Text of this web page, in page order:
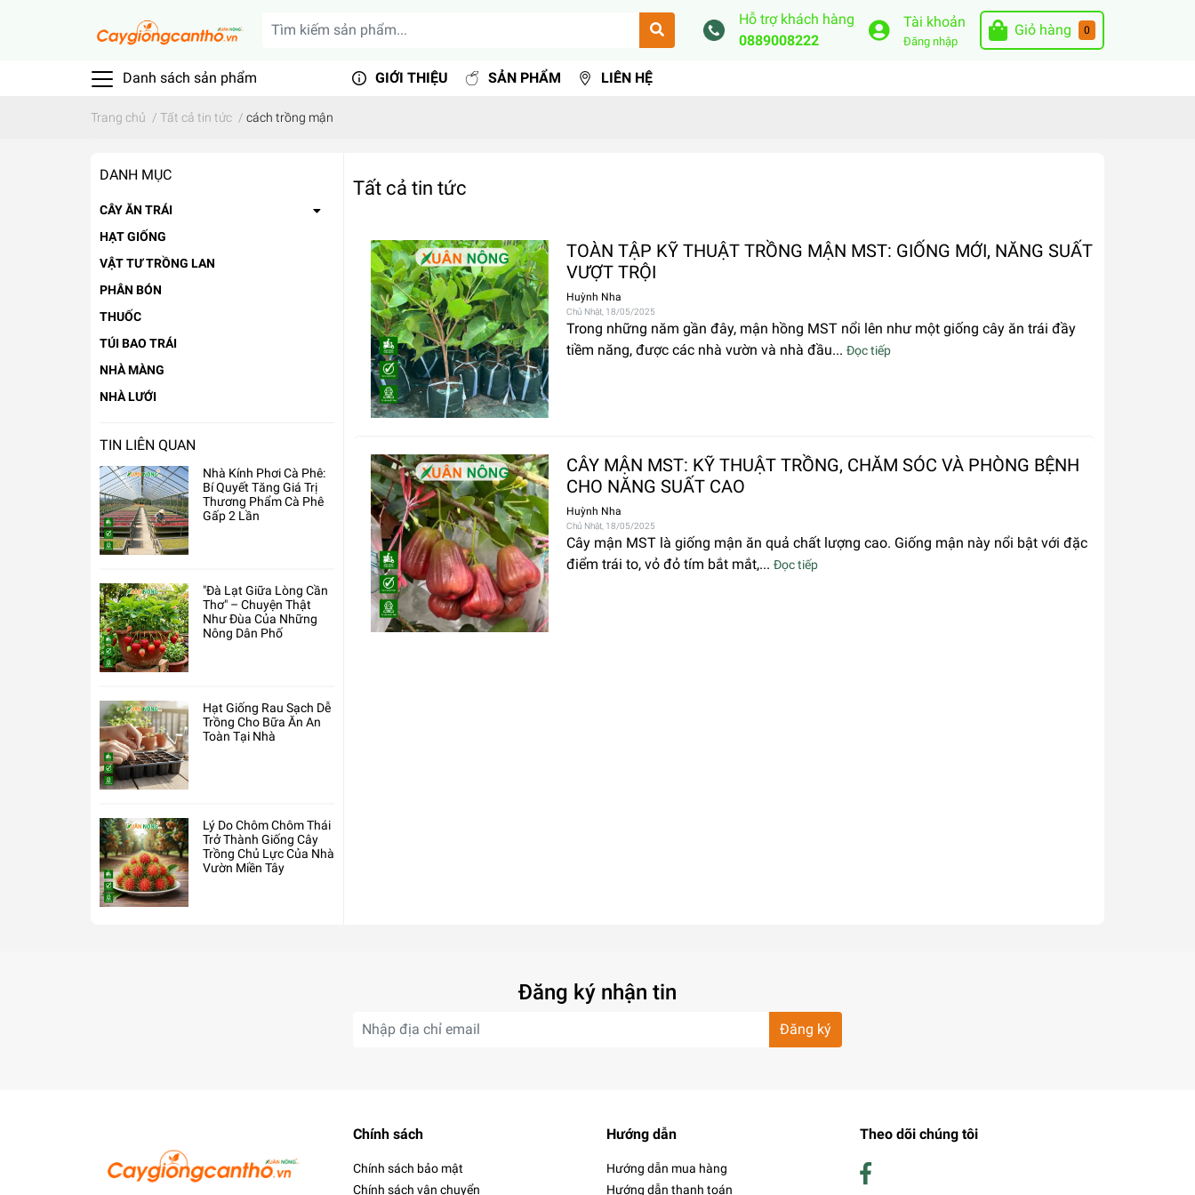
Hỗ trợ khách hàng
0889008222
Tài khoản
Đăng nhập
Giỏ hàng 0
Danh sách sản phẩm GIỚI THIỆU SẢN PHẨM LIÊN HỆ
Trang chủ / Tất cả tin tức / cách trồng mận
DANH MỤC
CÂY ĂN TRÁI
HẠT GIỐNG
VẬT TƯ TRỒNG LAN
PHÂN BÓN
THUỐC
TÚI BAO TRÁI
NHÀ MÀNG
NHÀ LƯỚI
TIN LIÊN QUAN
Nhà Kính Phơi Cà Phê:
Bí Quyết Tăng Giá Trị
Thương Phẩm Cà Phê
Gấp 2 Lần
"Đà Lạt Giữa Lòng Cần
Thơ" – Chuyện Thật
Như Đùa Của Những
Nông Dân Phố
Hạt Giống Rau Sạch Dễ
Trồng Cho Bữa Ăn An
Toàn Tại Nhà
Lý Do Chôm Chôm Thái
Trở Thành Giống Cây
Trồng Chủ Lực Của Nhà
Vườn Miền Tây
Tất cả tin tức
TOÀN TẬP KỸ THUẬT TRỒNG MẬN MST: GIỐNG MỚI, NĂNG SUẤT
VƯỢT TRỘI
Huỳnh Nha
Chủ Nhật, 18/05/2025
Trong những năm gần đây, mận hồng MST nổi lên như một giống cây ăn trái đầy
tiềm năng, được các nhà vườn và nhà đầu... Đọc tiếp
CÂY MẬN MST: KỸ THUẬT TRỒNG, CHĂM SÓC VÀ PHÒNG BỆNH
CHO NĂNG SUẤT CAO
Huỳnh Nha
Chủ Nhật, 18/05/2025
Cây mận MST là giống mận ăn quả chất lượng cao. Giống mận này nổi bật với đặc
điểm trái to, vỏ đỏ tím bắt mắt,... Đọc tiếp
Đăng ký nhận tin
Đăng ký
Chính sách
Chính sách bảo mật
Chính sách vận chuyển
Hướng dẫn
Hướng dẫn mua hàng
Hướng dẫn thanh toán
Theo dõi chúng tôi